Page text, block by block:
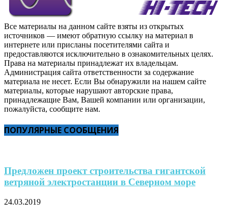
Все материалы на данном сайте взяты из открытых
источников — имеют обратную ссылку на материал в
интернете или присланы посетителями сайта и
предоставляются исключительно в ознакомительных целях.
Права на материалы принадлежат их владельцам.
Администрация сайта ответственности за содержание
материала не несет. Если Вы обнаружили на нашем сайте
материалы, которые нарушают авторские права,
принадлежащие Вам, Вашей компании или организации,
пожалуйста, сообщите нам.
ПОПУЛЯРНЫЕ СООБЩЕНИЯ
Предложен проект строительства гигантской
ветряной электростанции в Северном море
24.03.2019